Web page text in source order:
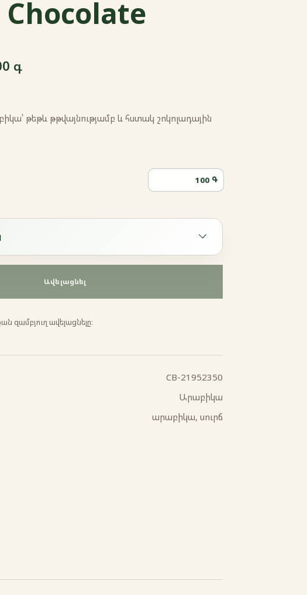
գ
թեթև թթվայնությամբ և հստակ շոկոլադային
Գ
Ավելացնել
զամբյուղ ավելացնելը։
CB-21952350
Արաբիկա
արաբիկա, սուրճ